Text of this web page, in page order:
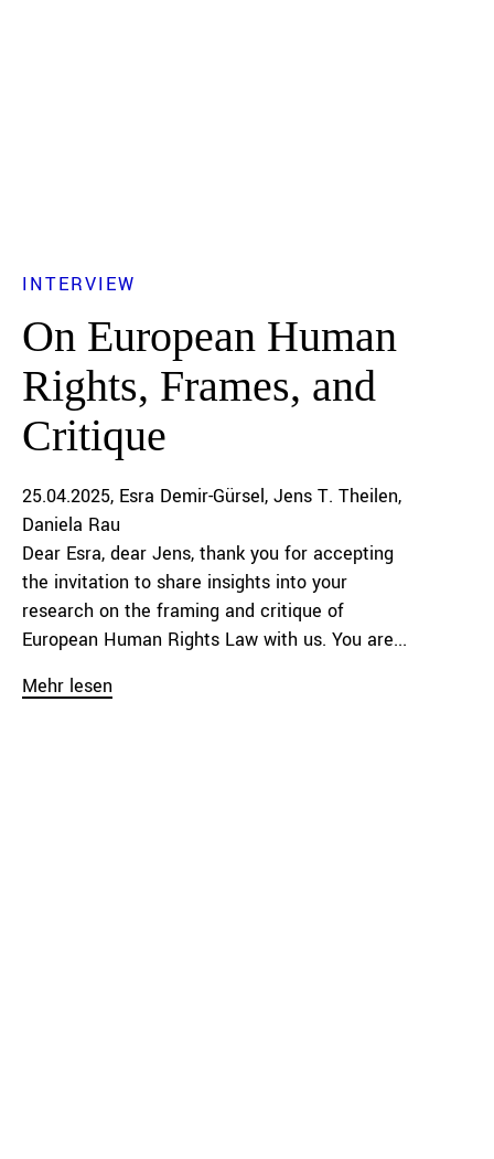
INTERVIEW
On European Human
Rights, Frames, and
Critique
25.04.2025 Esra Demir-Gürsel Jens T. Theilen
Daniela Rau
Dear Esra, dear Jens, thank you for accepting
the invitation to share insights into your
research on the framing and critique of
European Human Rights Law with us. You are...
Mehr lesen